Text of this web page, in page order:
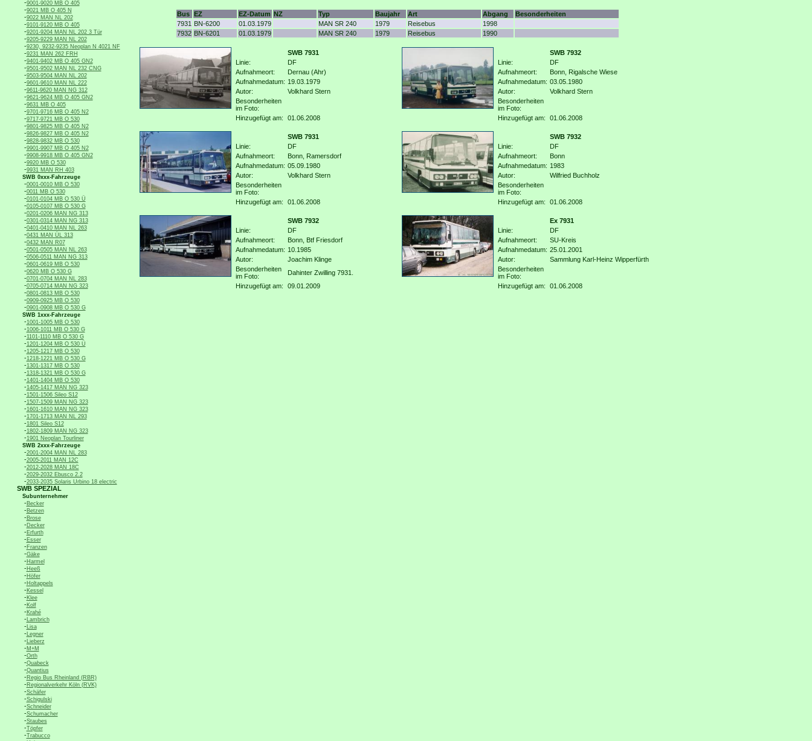
-9001-9020 MB O 405
-9021 MB O 405 N
-9022 MAN NL 202
-9101-9120 MB O 405
-9201-9204 MAN NL 202 3 Tür
-9205-9229 MAN NL 202
-9230, 9232-9235 Neoplan N 4021 NF
-9231 MAN 262 FRH
-9401-9402 MB O 405 GN2
-9501-9502 MAN NL 232 CNG
-9503-9504 MAN NL 202
-9601-9610 MAN NL 222
-9611-9620 MAN NG 312
-9621-9624 MB O 405 GN2
-9631 MB O 405
-9701-9716 MB O 405 N2
-9717-9721 MB O 530
-9801-9825 MB O 405 N2
-9826-9827 MB O 405 N2
-9828-9832 MB O 530
-9901-9907 MB O 405 N2
-9908-9918 MB O 405 GN2
-9920 MB O 530
-9931 MAN RH 403
SWB 0xxx-Fahrzeuge
-0001-0010 MB O 530
-0011 MB O 530
-0101-0104 MB O 530 Ü
-0105-0107 MB O 530 G
-0201-0206 MAN NG 313
-0301-0314 MAN NG 313
-0401-0410 MAN NL 263
-0431 MAN ÜL 313
-0432 MAN R07
-0501-0505 MAN NL 263
-0506-0511 MAN NG 313
-0601-0619 MB O 530
-0620 MB O 530 G
-0701-0704 MAN NL 283
-0705-0714 MAN NG 323
-0801-0813 MB O 530
-0909-0925 MB O 530
-0901-0908 MB O 530 G
SWB 1xxx-Fahrzeuge
-1001-1005 MB O 530
-1006-1011 MB O 530 G
-1101-1110 MB O 530 G
-1201-1204 MB O 530 Ü
-1205-1217 MB O 530
-1218-1221 MB O 530 G
-1301-1317 MB O 530
-1318-1321 MB O 530 G
-1401-1404 MB O 530
-1405-1417 MAN NG 323
-1501-1506 Sileo S12
-1507-1509 MAN NG 323
-1601-1610 MAN NG 323
-1701-1713 MAN NL 293
-1801 Sileo S12
-1802-1809 MAN NG 323
-1901 Neoplan Tourliner
SWB 2xxx-Fahrzeuge
-2001-2004 MAN NL 283
-2005-2011 MAN 12C
-2012-2028 MAN 18C
-2029-2032 Ebusco 2.2
-2033-2035 Solaris Urbino 18 electric
SWB SPEZIAL
Subunternehmer
-Becker
-Betzen
-Brose
-Decker
-Erfurth
-Esser
-Franzen
-Gäke
-Harmel
-Heeß
-Höfer
-Holtappels
-Kessel
-Klee
-Kolf
-Krahé
-Lambrich
-Lisa
-Legner
-Lieberz
-M+M
-Orth
-Quabeck
-Quantius
-Regio Bus Rheinland (RBR)
-Regionalverkehr Köln (RVK)
-Schäfer
-Schigulski
-Schneider
-Schumacher
-Staubes
-Töpfer
-Trabucco
Bus EZ EZ-Datum NZ Typ Baujahr Art Abgang
Besonderheiten
7931 BN-6200 01.03.1979 MAN SR 240 1979 Reisebus
1998
7932 BN-6201 01.03.1979 MAN SR 240 1979 Reisebus 1990
SWB 7931
Linie:
DF
Aufnahmeort:
Dernau (Ahr)
Aufnahmedatum: 19.03.1979
Autor:
Volkhard Stern
Besonderheiten
im Foto:
Hinzugefügt am:
01.06.2008
SWB 7932
Linie:
DF
Aufnahmeort:
Bonn, Rigalsche Wiese
Aufnahmedatum: 03.05.1980
Autor:
Volkhard Stern
Besonderheiten
im Foto:
Hinzugefügt am:
01.06.2008
SWB 7931
Linie:
DF
Aufnahmeort:
Bonn, Ramersdorf
Aufnahmedatum: 05.09.1980
Autor:
Volkhard Stern
Besonderheiten
im Foto:
Hinzugefügt am:
01.06.2008
SWB 7932
Linie:
DF
Aufnahmeort:
Bonn
Aufnahmedatum: 1983
Autor:
Wilfried Buchholz
Besonderheiten
im Foto:
Hinzugefügt am:
01.06.2008
SWB 7932
Linie:
DF
Aufnahmeort:
Bonn, Btf Friesdorf
Aufnahmedatum: 10.1985
Autor:
Joachim Klinge
Besonderheiten
im Foto:
Dahinter Zwilling 7931.
Hinzugefügt am:
09.01.2009
Ex 7931
Linie:
DF
Aufnahmeort:
SU-Kreis
Aufnahmedatum: 25.01.2001
Autor:
Sammlung Karl-Heinz Wipperfürth
Besonderheiten
im Foto:
Hinzugefügt am:
01.06.2008